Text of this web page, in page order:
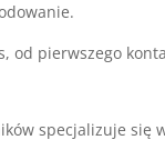
od pierwszego
specjalizuje